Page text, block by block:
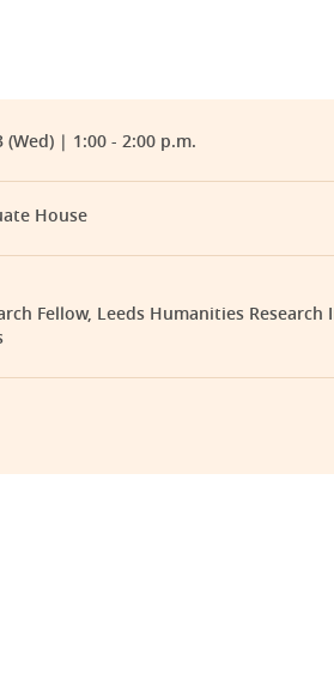
(Wed) | 1:00 - 2:00 p.m.
House
Fellow, Leeds Humanities